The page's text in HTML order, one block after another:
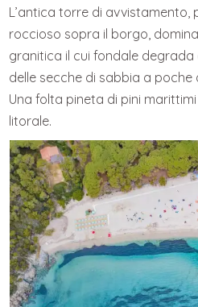
L’antica torre di avvistamento,
roccioso sopra il borgo,
granitica il cui fondale
delle secche di sabbia a poche
Una folta pineta di pini
litorale.